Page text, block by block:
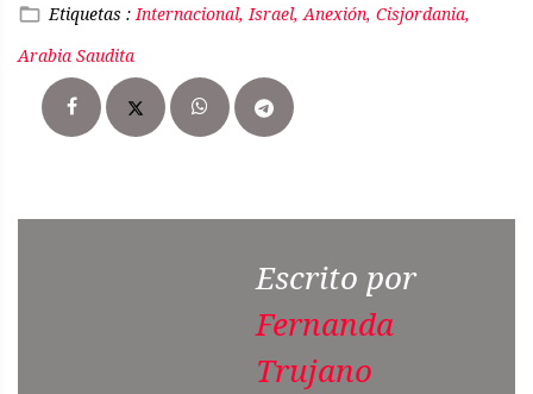
Etiquetas : Internacional, Israel, Anexión, Cisjordania,
Arabia Saudita
Escrito por
Fernanda
Trujano